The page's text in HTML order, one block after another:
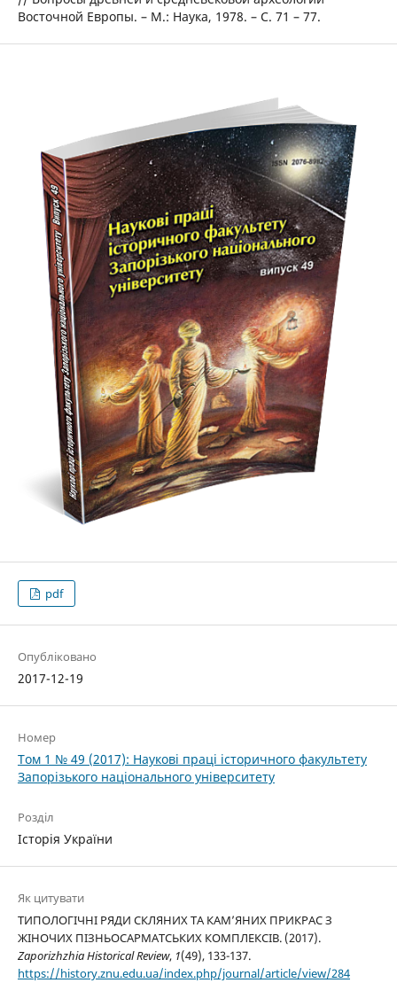
Восточной Европы. – М.: Наука, 1978. – С. 71 – 77.
pdf
Опубліковано
2017-12-19
Номер
Том 1 № 49 (2017): Наукові праці історичного факультету
Запорізького національного університету
Розділ
Історія України
Як цитувати
ТИПОЛОГІЧНІ РЯДИ СКЛЯНИХ ТА КАМ’ЯНИХ ПРИКРАС З
ЖІНОЧИХ ПІЗНЬОСАРМАТСЬКИХ КОМПЛЕКСІВ. (2017).
Zaporizhzhia Historical Review, 1(49), 133-137.
https://history.znu.edu.ua/index.php/journal/article/view/284